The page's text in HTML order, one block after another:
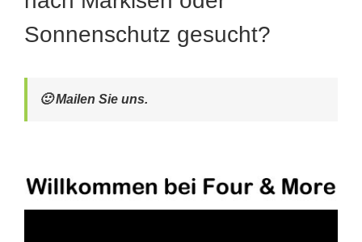
Sonnenschutz gesucht?
🙂 Mailen Sie uns.